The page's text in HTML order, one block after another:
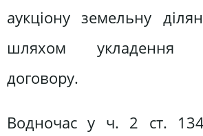
аукціону земельну
шляхом укладення
договору.
Водночас у ч. 2 ст.